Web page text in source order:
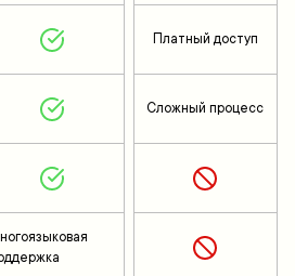
Платный доступ
Сложный процесс